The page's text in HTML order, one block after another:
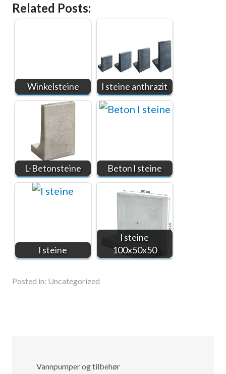
Related Posts:
Winkelsteine l steine anthrazit
L-Betonsteine Beton l steine
l steine
l steine
100x50x50
Posted in: Uncategorized
Vannpumper og tilbehør